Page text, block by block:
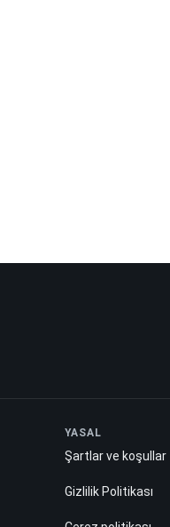
YASAL
Şartlar ve koşullar
Gizlilik Politikası